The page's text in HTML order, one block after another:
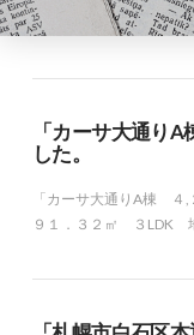
「カーサ大通り
した。
「カーサ大通りA棟 ４,
９１．３２㎡ ３LDK